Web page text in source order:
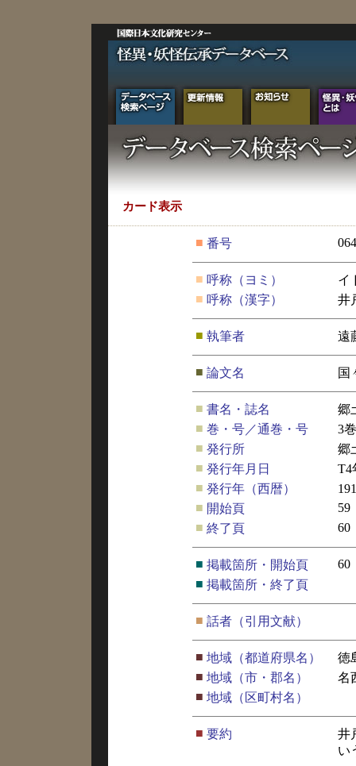
カード表示
■ 番号
■ 呼称（ヨミ）
イ
■ 呼称（漢字） 井
■ 執筆者 遠
■ 論文名 国
■ 書名・誌名
郷
■ 巻・号／通巻・号
3
■ 発行所
郷
■ 発行年月日
T4
■ 発行年（西暦）
■ 開始頁
59
■ 終了頁 60
■ 掲載箇所・開始頁
60
■ 掲載箇所・終了頁
■ 話者（引用文献）
■ 地域（都道府県名）
徳
■ 地域（市・郡名）
名
■ 地域（区町村名）
■ 要約
井
い